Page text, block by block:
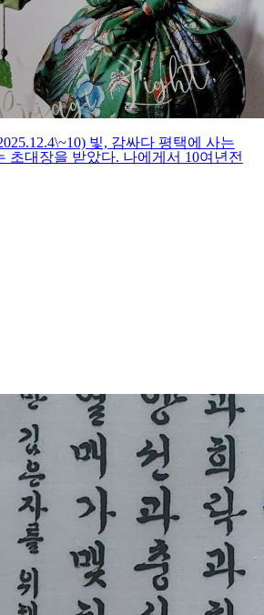
빛, 감싸다 평택에 사는
초대장을 받았다. 나에게서 10여년전